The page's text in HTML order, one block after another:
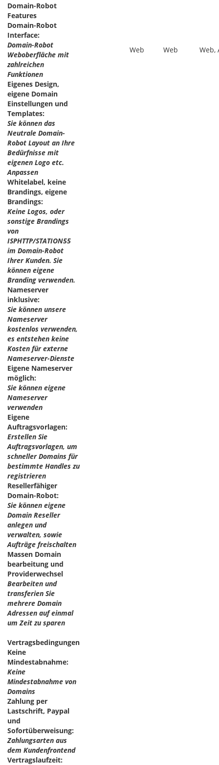
Domain-Robot
Features
Domain-Robot
Interface:
Domain-Robot
Weboberfläche mit
zahlreichen
Funktionen
Web Web Web,
Eigenes Design,
eigene Domain
Einstellungen und
Templates:
Sie können das
Neutrale Domain-
Robot Layout an Ihre
Bedürfnisse mit
eigenen Logo etc.
Anpassen
Whitelabel, keine
Brandings, eigene
Brandings:
Keine Logos, oder
sonstige Brandings
von
ISPHTTP/STATION55
im Domain-Robot
Ihrer Kunden. Sie
können eigene
Branding verwenden.
Nameserver
inklusive:
Sie können unsere
Nameserver
kostenlos verwenden,
es entstehen keine
Kosten für externe
Nameserver-Dienste
Eigene Nameserver
möglich:
Sie können eigene
Nameserver
verwenden
Eigene
Auftragsvorlagen:
Erstellen Sie
Auftragsvorlagen, um
schneller Domains für
bestimmte Handles zu
registrieren
Resellerfähiger
Domain-Robot:
Sie können eigene
Domain Reseller
anlegen und
verwalten, sowie
Aufträge freischalten
Massen Domain
bearbeitung und
Providerwechsel
Bearbeiten und
transferien Sie
mehrere Domain
Adressen auf einmal
um Zeit zu sparen
Vertragsbedingungen
Keine
Mindestabnahme:
Keine
Mindestabnahme von
Domains
Zahlung per
Lastschrift, Paypal
und
Sofortüberweisung:
Zahlungsarten aus
dem Kundenfrontend
Vertragslaufzeit: